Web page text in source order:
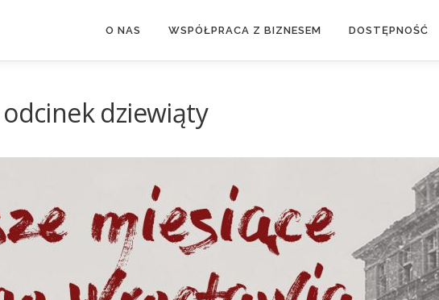
O NAS WSPÓŁPRACA Z BIZNESEM DOSTĘPNOŚĆ
dziewiąty